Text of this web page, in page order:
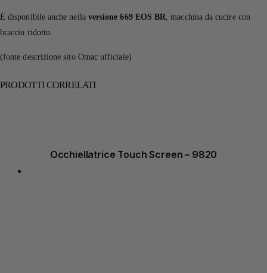
È disponibile anche nella versione 669 EOS BR , macchina da cucire con
braccio ridotto.
(fonte descrizione sito Omac ufficiale)
PRODOTTI CORRELATI
Occhiellatrice Touch Screen – 9820